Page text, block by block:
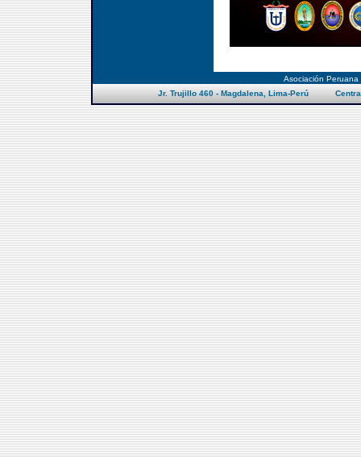
Asociación Peruana
Jr. Trujillo 460 - Magdalena, Lima-Perú